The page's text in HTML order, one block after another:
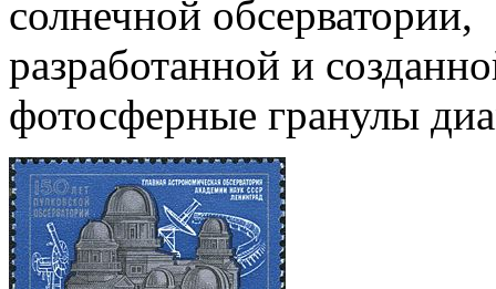
солнечной обсерватории,
разработанной и
фотосферные гранулы